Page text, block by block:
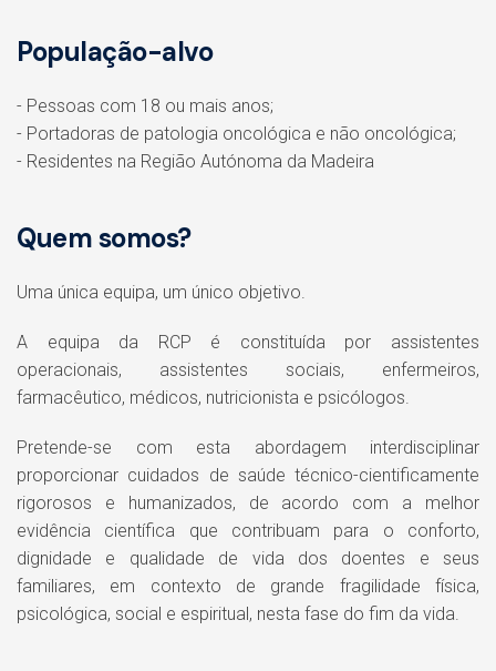
População-alvo
- Pessoas com 18 ou mais anos;
- Portadoras de patologia oncológica e não oncológica;
- Residentes na Região Autónoma da Madeira
Quem somos?
Uma única equipa, um único objetivo.
A equipa da RCP é constituída por assistentes
operacionais, assistentes sociais, enfermeiros,
farmacêutico, médicos, nutricionista e psicólogos.
Pretende-se com esta abordagem interdisciplinar
proporcionar cuidados de saúde técnico-cientificamente
rigorosos e humanizados, de acordo com a melhor
evidência científica que contribuam para o conforto,
dignidade e qualidade de vida dos doentes e seus
familiares, em contexto de grande fragilidade física,
psicológica, social e espiritual, nesta fase do fim da vida.